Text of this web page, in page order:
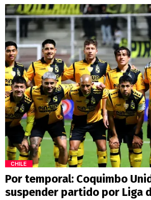
CHILE
Por temporal: Coquimbo
suspender partido por Liga